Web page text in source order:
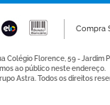
Compra
Colégio Florence, 59 - Jardim
ao público neste endereço.
Astra. Todos os direitos